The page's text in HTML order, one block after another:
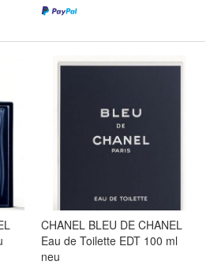
CHANEL BLEU DE CHANEL
Eau de Toilette EDT 100 ml
neu